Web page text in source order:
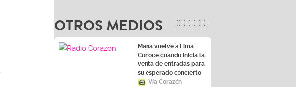
OTROS MEDIOS
Maná vuelve a Lima:
Conoce cuándo inicia la
venta de entradas para
su esperado concierto
Vía Corazón
Los ganadores de las